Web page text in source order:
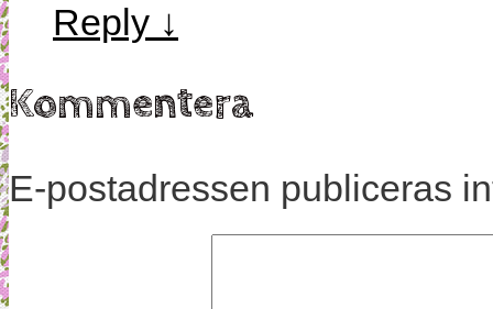
Reply ↓
Kommentera
E-postadressen publiceras